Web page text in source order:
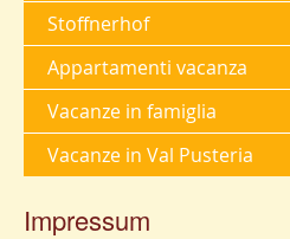
Stoffnerhof
Appartamenti vacanza
Vacanze in famiglia
Vacanze in Val Pusteria
Impressum